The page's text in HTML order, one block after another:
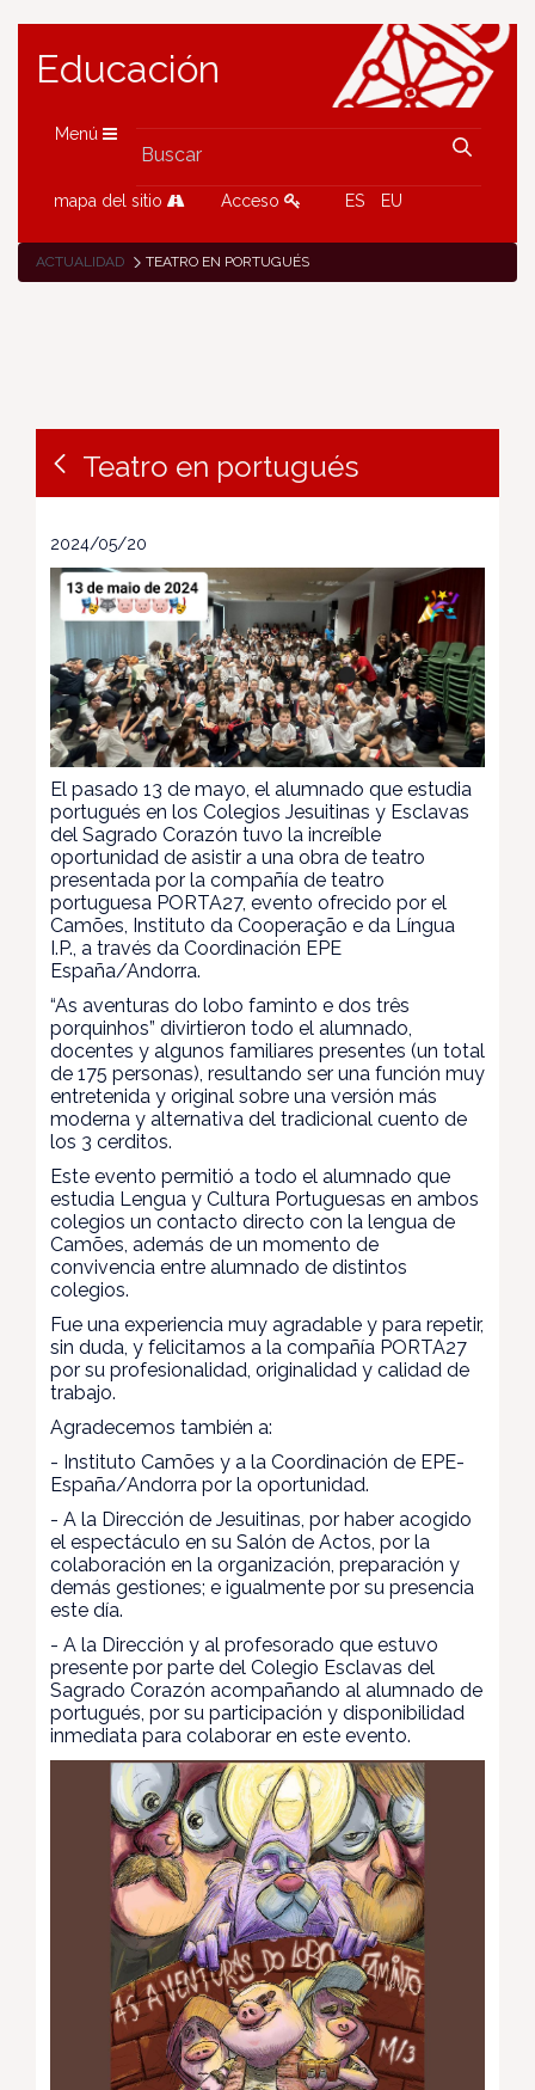
Educación
Menú
mapa del sitio Acceso ES EU
ACTUALIDAD TEATRO EN PORTUGUÉS
Teatro en portugués
2024/05/20
El pasado 13 de mayo, el alumnado que estudia
portugués en los Colegios Jesuitinas y Esclavas
del Sagrado Corazón tuvo la increíble
oportunidad de asistir a una obra de teatro
presentada por la compañía de teatro
portuguesa PORTA27, evento ofrecido por el
Camões, Instituto da Cooperação e da Língua
I.P., a través da Coordinación EPE
España/Andorra.
“As aventuras do lobo faminto e dos três
porquinhos” divirtieron todo el alumnado,
docentes y algunos familiares presentes (un total
de 175 personas), resultando ser una función muy
entretenida y original sobre una versión más
moderna y alternativa del tradicional cuento de
los 3 cerditos.
Este evento permitió a todo el alumnado que
estudia Lengua y Cultura Portuguesas en ambos
colegios un contacto directo con la lengua de
Camões, además de un momento de
convivencia entre alumnado de distintos
colegios.
Fue una experiencia muy agradable y para repetir,
sin duda, y felicitamos a la compañía PORTA27
por su profesionalidad, originalidad y calidad de
trabajo.
Agradecemos también a:
- Instituto Camões y a la Coordinación de EPE-
España/Andorra por la oportunidad.
- A la Dirección de Jesuitinas, por haber acogido
el espectáculo en su Salón de Actos, por la
colaboración en la organización, preparación y
demás gestiones; e igualmente por su presencia
este día.
- A la Dirección y al profesorado que estuvo
presente por parte del Colegio Esclavas del
Sagrado Corazón acompañando al alumnado de
portugués, por su participación y disponibilidad
inmediata para colaborar en este evento.